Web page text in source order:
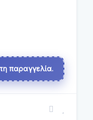
παραγγελία.